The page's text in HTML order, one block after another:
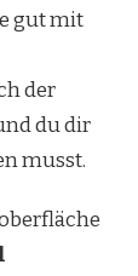
gut mit
der
du dir
musst.